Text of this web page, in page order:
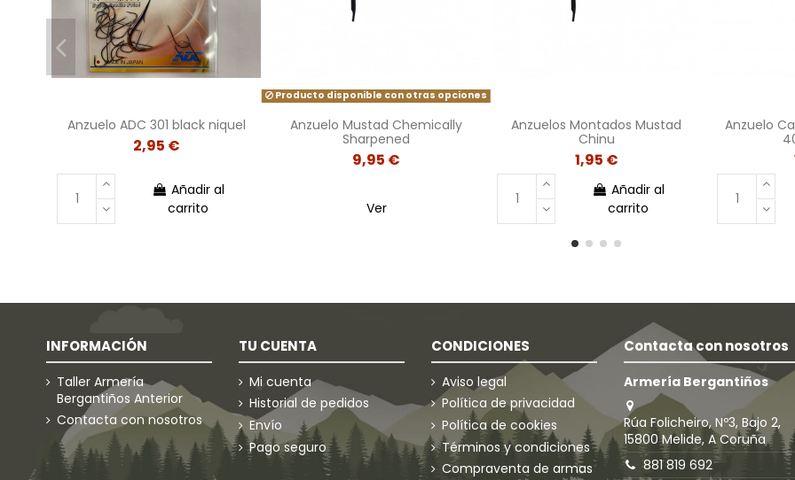
Anzuelo ADC 301 black niquel
2,95 €
Añadir al
carrito
Producto disponible con otras opciones
Anzuelo Mustad Chemically
Sharpened
9,95 €
Ver
Anzuelos Montados Mustad
Chinu
1,95 €
Añadir al
carrito
Anzuelo
INFORMACIÓN
Taller Armería
Bergantiños Anterior
Contacta con nosotros
TU CUENTA
Mi cuenta
Historial de pedidos
Envío
Pago seguro
CONDICIONES
Aviso legal
Política de privacidad
Política de cookies
Términos y condiciones
Compraventa de armas
Contacta con nosotros
Armería Bergantiños
Rúa Folicheiro, Nº3, Bajo 2,
15800 Melide, A Coruña
881 819 692